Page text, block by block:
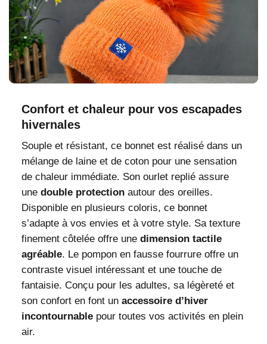
Confort et chaleur pour vos escapades
hivernales
Souple et résistant, ce bonnet est réalisé dans un
mélange de laine et de coton pour une sensation
de chaleur immédiate. Son ourlet replié assure
une double protectionautour des oreilles.
Disponible en plusieurs coloris, ce bonnet
s’adapte à vos envies et à votre style. Sa texture
finement côtelée offre une dimension tactile
agréable. Le pompon en fausse fourrure offre un
contraste visuel intéressant et une touche de
fantaisie. Conçu pour les adultes, sa légèreté et
son confort en font un accessoire d’hiver
incontournablepour toutes vos activités en plein
air.